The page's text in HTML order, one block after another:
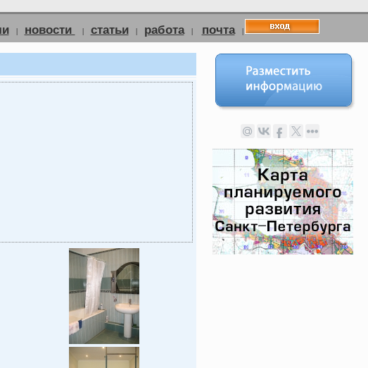
| новости | статьи | работа | почта |